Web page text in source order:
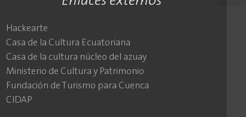
Hackearte
Casa de la Cultura Ecuatoriana
Casa de la cultura núcleo del azuay
Ministerio de Cultura y Patrimonio
Fundación de Turismo para Cuenca
CIDAP